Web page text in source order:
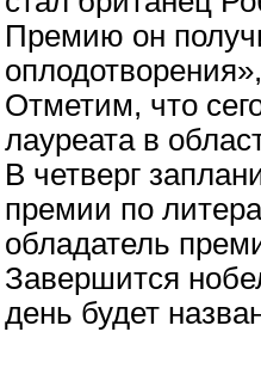
Премию он
Отметим, что
лауреата в
В четверг
премии по
обладатель
Завершится
день будет